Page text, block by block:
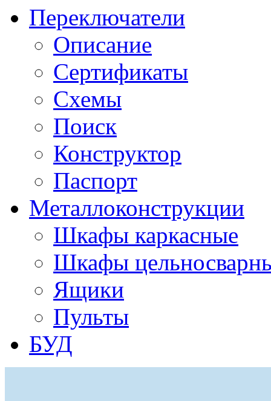
Переключатели
Описание
Сертификаты
Схемы
Поиск
Конструктор
Паспорт
Металлоконструкции
Шкафы каркасные
Шкафы
Ящики
Пульты
БУД